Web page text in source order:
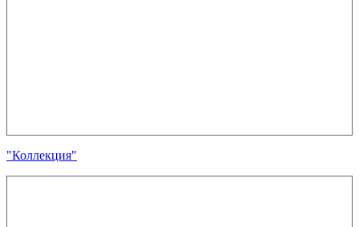
"Коллекция"